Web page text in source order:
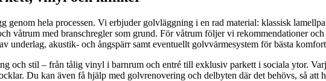
hela processen. Vi erbjuder golvläggning i en rad material: klassisk
våtrum med branschregler som grund. För våtrum följer vi rekommendationer
underlag, akustik- och ångspärr samt eventuellt golvvärmesystem för bästa
och stil – från tålig vinyl i barnrum och entré till exklusiv parkett i sociala ytor.
Du kan även få hjälp med golvrenovering och delbyten där det behövs, så att